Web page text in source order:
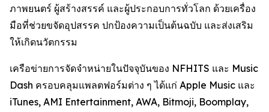
ภาพยนตร์ ผู้สร้างสรรค์ และผู้ประกอบการทั่วโลก ด้วยเครื่อง
มือที่ช่วยขจัดอุปสรรค ปกป้องความเป็นต้นฉบับ และส่งเสริม
ให้เกิดนวัตกรรม
เครือข่ายการจัดจำหน่ายในปัจจุบันของ NFHITS และ Music
Dash ครอบคลุมแพลตฟอร์มต่าง ๆ ได้แก่ Apple Music และ
iTunes, AMI Entertainment, AWA, Bitmoji, Boomplay,